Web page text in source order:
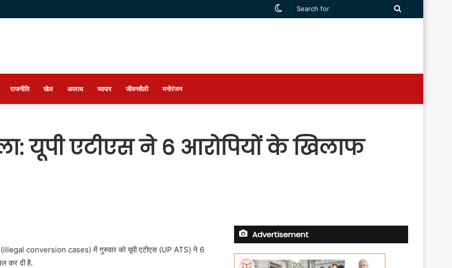
Search
Switch
राजनीति खेल अपराध व्यापार जीवनशैली मनोरंजन
यूपी एटीएस ने 6 आरोपियों के खिलाफ
conversion cases) में गुरुवार को यूपी एटीएस (UP ATS) ने 6
कर दी है.
Advertisement